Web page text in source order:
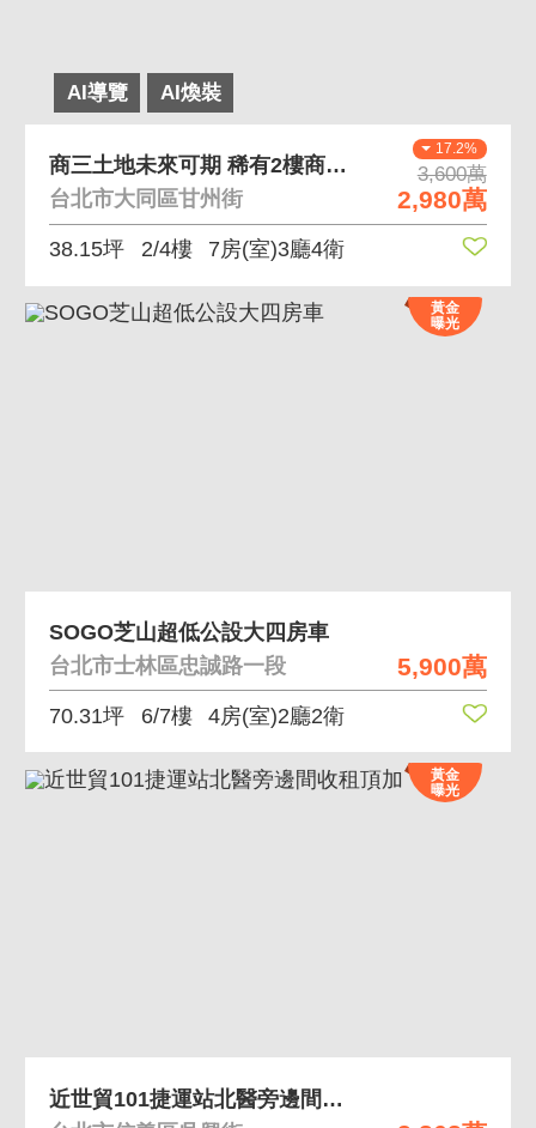
AI導覽 AI煥裝
17.2%
3,600萬
2,980萬
商三土地未來可期 稀有2樓商三土地稀有釋出
台北市大同區甘州街
38.15坪 2/4樓 7房(室)3廳4衛
黃金
曝光
5,900萬
SOGO芝山超低公設大四房車
台北市士林區忠誠路一段
70.31坪 6/7樓 4房(室)2廳2衛
黃金
曝光
近世貿101捷運站北醫旁邊間收租頂加